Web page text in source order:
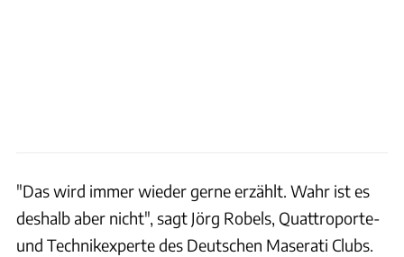
"Das wird immer wieder gerne erzählt. Wahr ist es
deshalb aber nicht", sagt Jörg Robels, Quattroporte-
und Technikexperte des Deutschen Maserati Clubs.